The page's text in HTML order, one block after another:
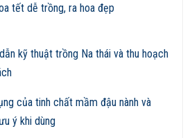
tết dễ trồng, ra hoa đẹp
kỹ thuật trồng Na thái và thu hoạch
của tinh chất mầm đậu nành và
ý khi dùng